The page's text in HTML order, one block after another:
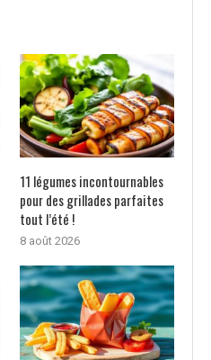
11 légumes incontournables
pour des grillades parfaites
tout l’été !
8 août 2026